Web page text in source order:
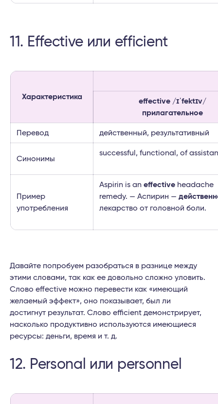
11. Effective или efficient
Характеристика
effective /ɪˈfektɪv/
прилагательное
Перевод действенный, результативный
Синонимы
successful, functional, of
Пример
употребления
Aspirin is an effective headache
remedy. — Аспирин —
лекарство от головной боли.
Давайте попробуем разобраться в разнице между
этими словами, так как ее довольно сложно уловить.
Слово effective можно перевести как «имеющий
желаемый эффект», оно показывает, был ли
достигнут результат. Слово efficient демонстрирует,
насколько продуктивно используются имеющиеся
ресурсы: деньги, время и т. д.
12. Personal или personnel